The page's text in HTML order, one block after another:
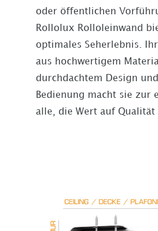
oder öffentlichen
Rollolux Rolloleinwand
optimales Seherlebnis.
aus hochwertigem
durchdachtem Design
Bedienung macht sie zur
alle, die Wert auf Qualität